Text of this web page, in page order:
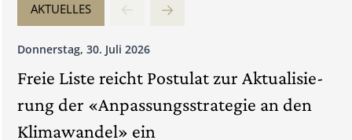
AKTUELLES
Donnerstag, 30. Juli 2026
Freie Liste reicht Postulat zur Aktua­li­sie­
rung der «Anpas­sungsstra­tegie an den
Kli­ma­wandel» ein